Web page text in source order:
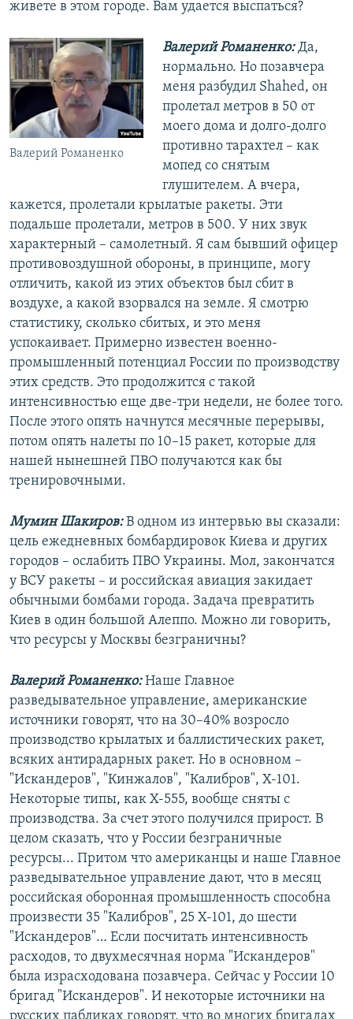
живете в этом городе. Вам удается выспаться?
Валерий Романенко
Валерий Романенко:Да,
нормально. Но позавчера
меня разбудил Shahed, он
пролетал метров в 50 от
моего дома и долго-долго
противно тарахтел – как
мопед со снятым
глушителем. А вчера,
кажется, пролетали крылатые ракеты. Эти
подальше пролетали, метров в 500. У них звук
характерный – самолетный. Я сам бывший офицер
противовоздушной обороны, в принципе, могу
отличить, какой из этих объектов был сбит в
воздухе, а какой взорвался на земле. Я смотрю
статистику, сколько сбитых, и это меня
успокаивает. Примерно известен военно-
промышленный потенциал России по производству
этих средств. Это продолжится с такой
интенсивностью еще две-три недели, не более того.
После этого опять начнутся месячные перерывы,
потом опять налеты по 10–15 ракет, которые для
нашей нынешней ПВО получаются как бы
тренировочными.
Мумин Шакиров:В одном из интервью вы сказали:
цель ежедневных бомбардировок Киева и других
городов – ослабить ПВО Украины. Мол, закончатся
у ВСУ ракеты – и российская авиация закидает
обычными бомбами города. Задача превратить
Киев в один большой Алеппо. Можно ли говорить,
что ресурсы у Москвы безграничны?
Валерий Романенко:Наше Главное
разведывательное управление, американские
источники говорят, что на 30–40% возросло
производство крылатых и баллистических ракет,
всяких антирадарных ракет. Но в основном –
"Искандеров", "Кинжалов", "Калибров", Х-101.
Некоторые типы, как Х-555, вообще сняты с
производства. За счет этого получился прирост. В
целом сказать, что у России безграничные
ресурсы... Притом что американцы и наше Главное
разведывательное управление дают, что в месяц
российская оборонная промышленность способна
произвести 35 "Калибров", 25 Х-101, до шести
"Искандеров"… Если посчитать интенсивность
расходов, то двухмесячная норма "Искандеров"
была израсходована позавчера. Сейчас у России 10
бригад "Искандеров". И некоторые источники на
русских пабликах говорят, что во многих бригадах